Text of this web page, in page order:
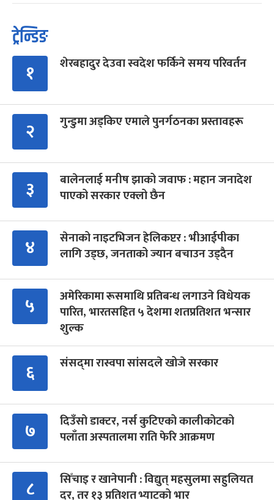
ट्रेन्डिङ
१ शेरबहादुर देउवा स्वदेश फर्किने समय परिवर्तन
२ गुन्डुमा अड्किए एमाले पुनर्गठनका प्रस्तावहरू
३
बालेनलाई मनीष झाको जवाफ : महान जनादेश
पाएको सरकार एक्लो छैन
४
सेनाको नाइटभिजन हेलिकप्टर : भीआईपीका
लागि उड्छ, जनताको ज्यान बचाउन उड्दैन
५
अमेरिकामा रूसमाथि प्रतिबन्ध लगाउने विधेयक
पारित, भारतसहित ५ देशमा शतप्रतिशत भन्सार
शुल्क
६ संसद्‍मा रास्वपा सांसदले खोजे सरकार
७
दिउँसो डाक्टर, नर्स कुटिएको कालीकोटको
पलाँता अस्पतालमा राति फेरि आक्रमण
८
सिँचाइ र खानेपानी : विद्युत् महसुलमा सहुलियत
दर, तर १३ प्रतिशत भ्याटको भार